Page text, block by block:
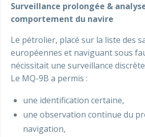
Surveillance prolongée &
comportement du navire
Le pétrolier, placé sur la liste des
européennes et naviguant sous
nécissitait une surveillance
Le MQ-9B a permis :
une identification certaine,
une observation continue du
navigation,